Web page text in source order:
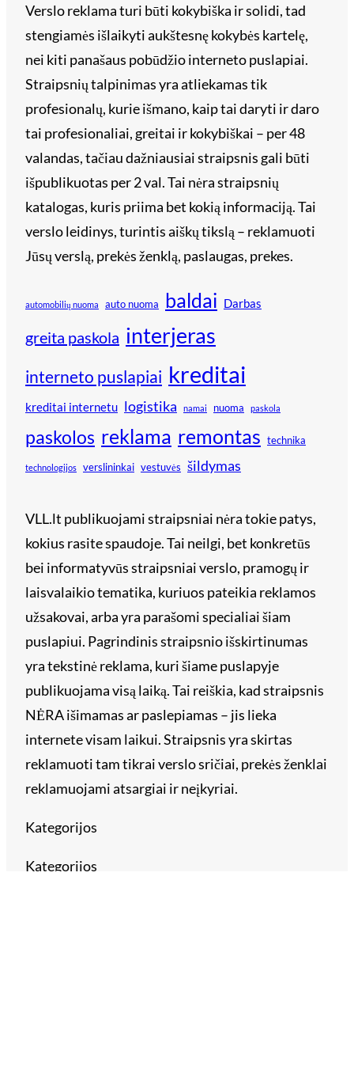
Verslo reklama turi būti kokybiška ir solidi, tad
stengiamės išlaikyti aukštesnę kokybės kartelę,
nei kiti panašaus pobūdžio interneto puslapiai.
Straipsnių talpinimas yra atliekamas tik
profesionalų, kurie išmano, kaip tai daryti ir daro
tai profesionaliai, greitai ir kokybiškai – per 48
valandas, tačiau dažniausiai straipsnis gali būti
išpublikuotas per 2 val. Tai nėra straipsnių
katalogas, kuris priima bet kokią informaciją. Tai
verslo leidinys, turintis aiškų tikslą – reklamuoti
Jūsų verslą, prekės ženklą, paslaugas, prekes.
automobilių nuoma auto nuoma baldai Darbas
greita paskola interjeras
interneto puslapiai kreditai
kreditai internetu logistika namai nuoma paskola
paskolos reklama remontas technika
technologijos verslininkai vestuvės šildymas
VLL.lt publikuojami straipsniai nėra tokie patys,
kokius rasite spaudoje. Tai neilgi, bet konkretūs
bei informatyvūs straipsniai verslo, pramogų ir
laisvalaikio tematika, kuriuos pateikia reklamos
užsakovai, arba yra parašomi specialiai šiam
puslapiui. Pagrindinis straipsnio išskirtinumas
yra tekstinė reklama, kuri šiame puslapyje
publikuojama visą laiką. Tai reiškia, kad straipsnis
NĖRA išimamas ar paslepiamas – jis lieka
internete visam laikui. Straipsnis yra skirtas
reklamuoti tam tikrai verslo sričiai, prekės ženklai
reklamuojami atsargiai ir neįkyriai.
Kategorijos
Kategorijos